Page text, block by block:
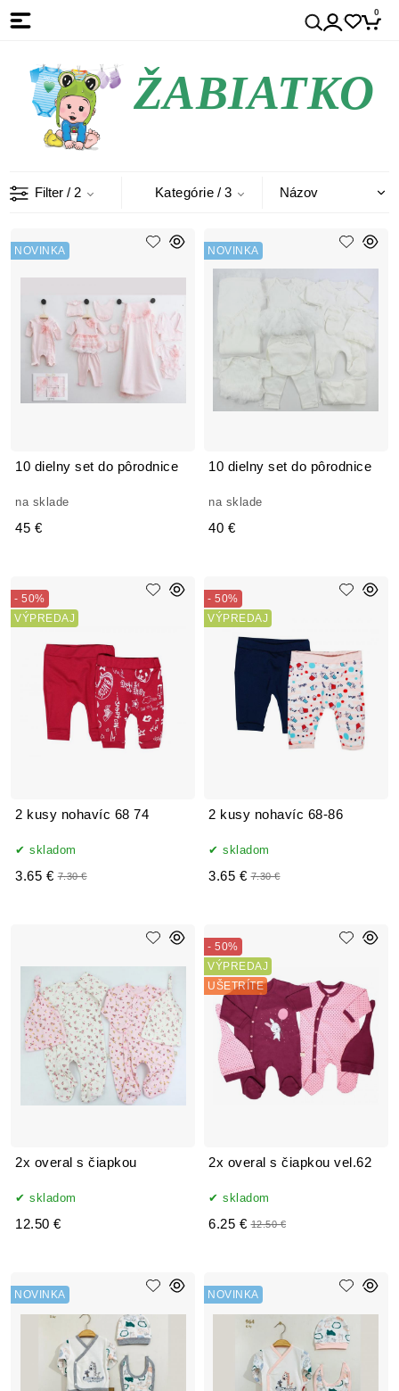
0
ŽABIATKO
Filter / 2 Kategórie / 3
10 dielny set do pôrodnice
NOVINKA
na sklade
45 €
10 dielny set do pôrodnice
NOVINKA
na sklade
40 €
2 kusy nohavíc 68 74
- 50%
VÝPREDAJ
skladom
3.65 € 7.30 €
2 kusy nohavíc 68-86
- 50%
VÝPREDAJ
skladom
3.65 € 7.30 €
2x overal s čiapkou
skladom
12.50 €
2x overal s čiapkou vel.62
- 50%
VÝPREDAJ
UŠETRÍTE
skladom
6.25 € 12.50 €
NOVINKA NOVINKA